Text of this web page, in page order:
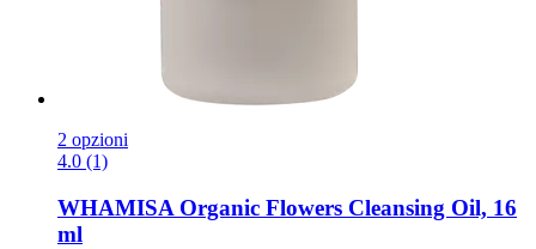
2 opzioni
4.0 (1)
WHAMISA Organic Flowers Cleansing Oil, 16
ml